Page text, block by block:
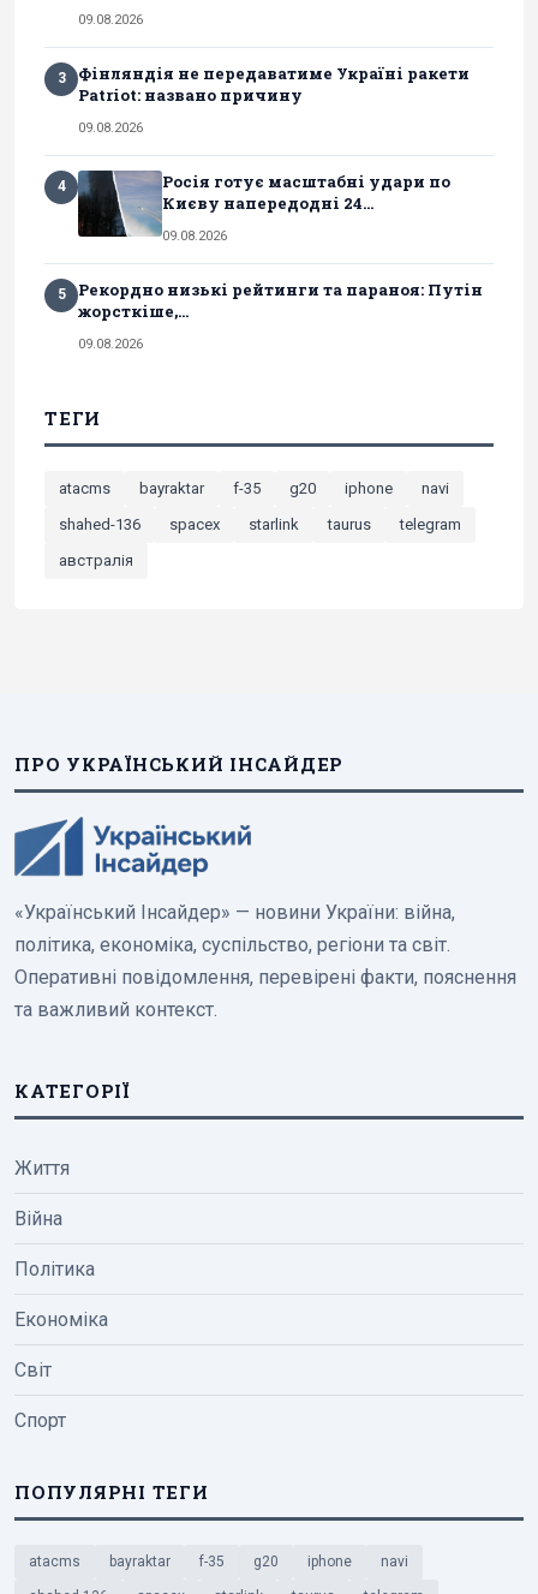
09.08.2026
3
Фінляндія не передаватиме Україні ракети
Patriot: названо причину
09.08.2026
4
Росія готує масштабні удари по
Києву напередодні 24...
09.08.2026
5
Рекордно низькі рейтинги та параноя: Путін
жорсткіше,...
09.08.2026
ТЕГИ
atacms bayraktar f-35 g20 iphone
navi
shahed-136
spacex starlink taurus
telegram
австралія
ПРО УКРАЇНСЬКИЙ ІНСАЙДЕР
«Український Інсайдер» — новини України: війна,
політика, економіка, суспільство, регіони та світ.
Оперативні повідомлення, перевірені факти, пояснення
та важливий контекст.
КАТЕГОРІЇ
Життя
Війна
Політика
Економіка
Світ
Спорт
ПОПУЛЯРНІ ТЕГИ
atacms bayraktar f-35 g20 iphone navi